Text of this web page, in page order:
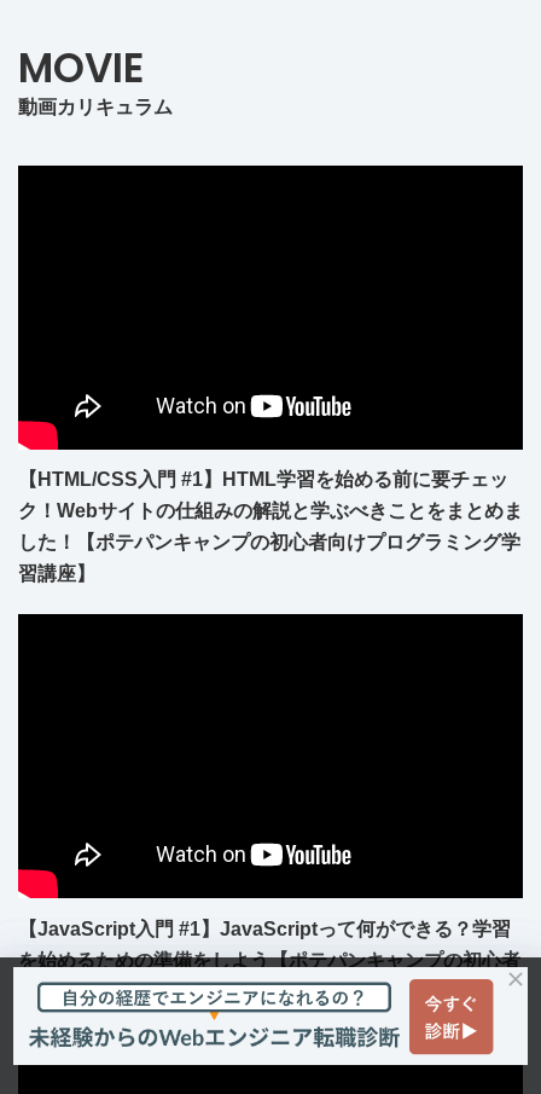
MOVIE
動画カリキュラム
【HTML/CSS入門 #1】HTML学習を始める前に要チェッ
ク！Webサイトの仕組みの解説と学ぶべきことをまとめま
した！【ポテパンキャンプの初心者向けプログラミング学
習講座】
【JavaScript入門 #1】JavaScriptって何ができる？学習
を始めるための準備をしよう【ポテパンキャンプの初心者
向けプログラミング学習講座】